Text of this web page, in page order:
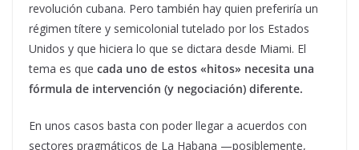
revolución cubana. Pero también hay quien preferiría un
régimen títere y semicolonial tutelado por los Estados
Unidos y que hiciera lo que se dictara desde Miami. El
tema es que cada uno de estos «hitos» necesita una
fórmula de intervención (y negociación) diferente.
En unos casos basta con poder llegar a acuerdos con
sectores pragmáticos de La Habana —posiblemente,